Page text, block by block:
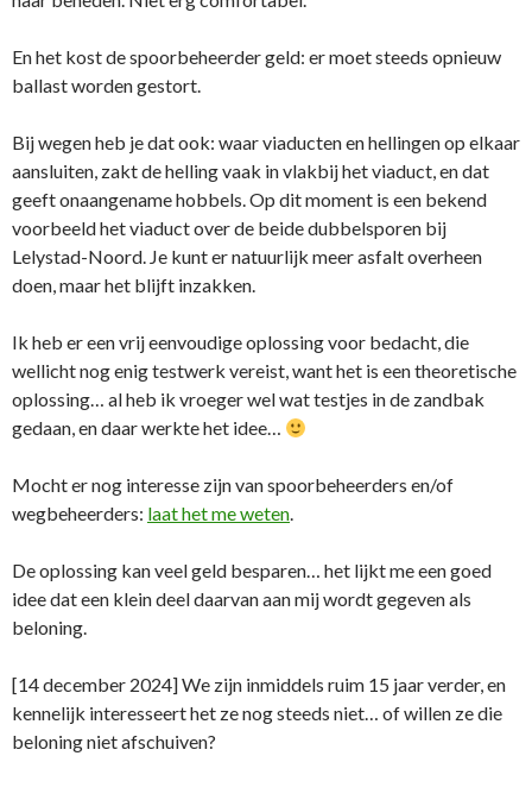
En het kost de spoorbeheerder geld: er moet steeds opnieuw
ballast worden gestort.
Bij wegen heb je dat ook: waar viaducten en hellingen op elkaar
aansluiten, zakt de helling vaak in vlakbij het viaduct, en dat
geeft onaangename hobbels. Op dit moment is een bekend
voorbeeld het viaduct over de beide dubbelsporen bij
Lelystad-Noord. Je kunt er natuurlijk meer asfalt overheen
doen, maar het blijft inzakken.
Ik heb er een vrij eenvoudige oplossing voor bedacht, die
wellicht nog enig testwerk vereist, want het is een theoretische
oplossing… al heb ik vroeger wel wat testjes in de zandbak
gedaan, en daar werkte het idee…
Mocht er nog interesse zijn van spoorbeheerders en/of
wegbeheerders: laat het me weten.
De oplossing kan veel geld besparen… het lijkt me een goed
idee dat een klein deel daarvan aan mij wordt gegeven als
beloning.
[14 december 2024] We zijn inmiddels ruim 15 jaar verder, en
kennelijk interesseert het ze nog steeds niet… of willen ze die
beloning niet afschuiven?